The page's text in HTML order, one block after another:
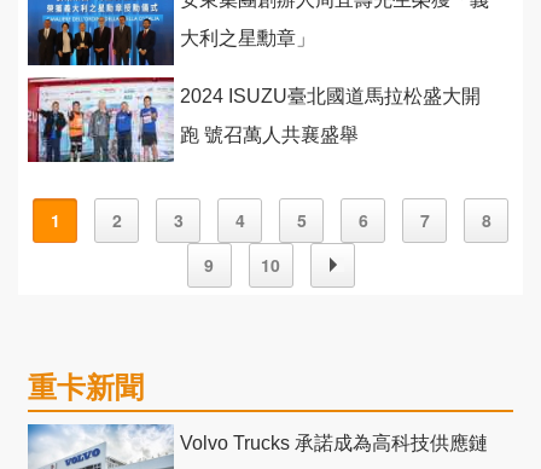
大利之星勳章」
2024 ISUZU臺北國道馬拉松盛大開
跑 號召萬人共襄盛舉
1 2 3 4 5 6 7
8
9
10
重卡新聞
Volvo Trucks 承諾成為高科技供應鏈